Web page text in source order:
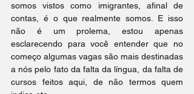
somos vistos como imigrantes, afinal de
contas, é o que realmente somos. E isso
não é um prolema, estou apenas
esclarecendo para você entender que no
começo algumas vagas são mais destinadas
a nós pelo fato da falta da língua, da falta de
cursos feitos aqui, de não termos quem